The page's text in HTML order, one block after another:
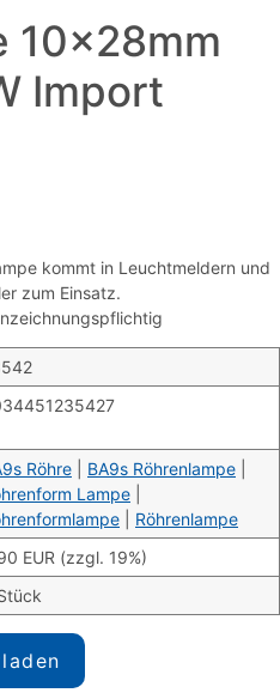
10x28mm
Import
kommt in Leuchtmeldern und
zum Einsatz.
Röhre BA9s Röhrenlampe
Lampe
Röhrenlampe
EUR (zzgl. 19%)